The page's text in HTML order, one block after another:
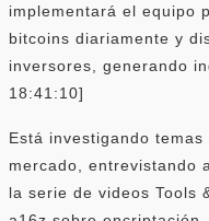
implementará el equipo
bitcoins diariamente y
inversores, generando
18:41:10]
Está investigando
mercado, entrevistando
la serie de videos Tools